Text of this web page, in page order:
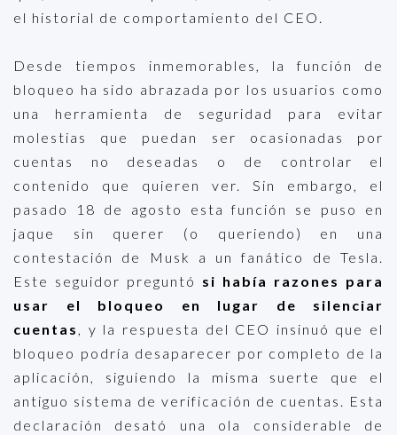
el historial de comportamiento del CEO.
Desde tiempos inmemorables, la función de
bloqueo ha sido abrazada por los usuarios como
una herramienta de seguridad para evitar
molestias que puedan ser ocasionadas por
cuentas no deseadas o de controlar el
contenido que quieren ver. Sin embargo, el
pasado 18 de agosto esta función se puso en
jaque sin querer (o queriendo) en una
contestación de Musk a un fanático de Tesla.
Este seguidor preguntó si había razones para
usar el bloqueo en lugar de silenciar
cuentas , y la respuesta del CEO insinuó que el
bloqueo podría desaparecer por completo de la
aplicación, siguiendo la misma suerte que el
antiguo sistema de verificación de cuentas. Esta
declaración desató una ola considerable de